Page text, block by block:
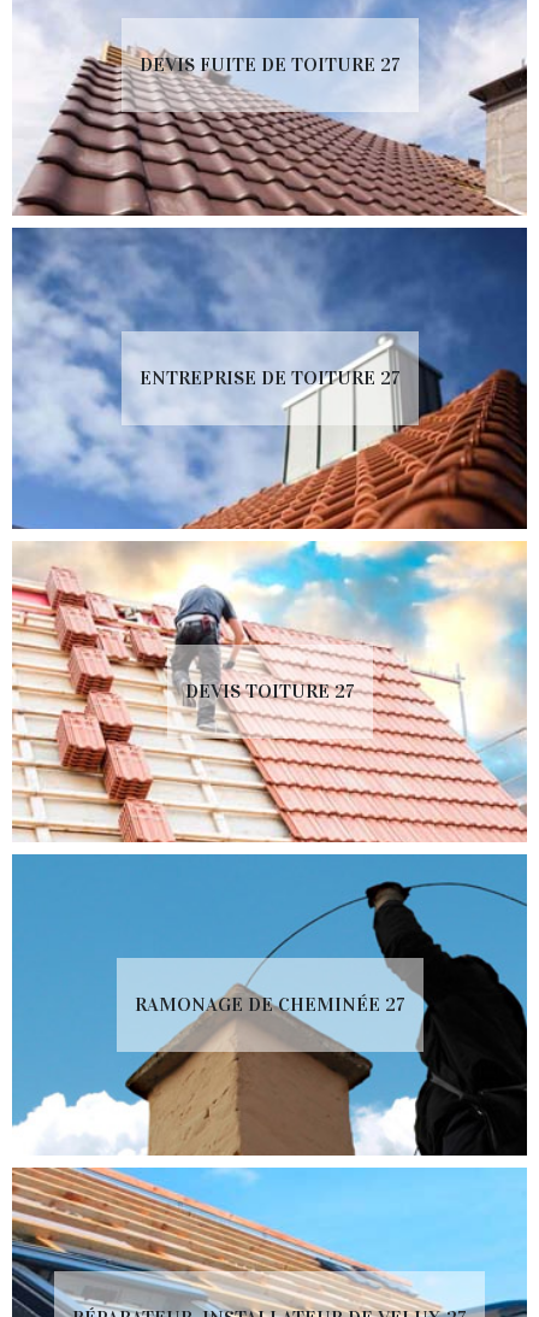
DEVIS FUITE DE TOITURE 27
ENTREPRISE DE TOITURE 27
DEVIS TOITURE 27
RAMONAGE DE CHEMINÉE 27